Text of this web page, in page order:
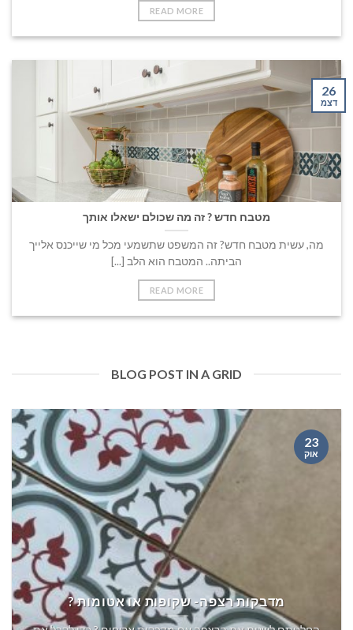
READ MORE
מטבח חדש ? זה מה שכולם ישאלו אותך
מה, עשית מטבח חדש? זה המשפט שתשמעי מכל מי שייכנס אלייך
הביתה.. המטבח הוא הלב [...]
READ MORE
26
דצמ
BLOG POST IN A GRID
מדבקות רצפה- שקופות או אטומות ?
23
אוק